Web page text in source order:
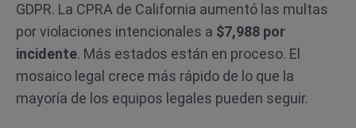
GDPR. La CPRA de California aumentó las multas
por violaciones intencionales a $7,988 por
incidente. Más estados están en proceso. El
mosaico legal crece más rápido de lo que la
mayoría de los equipos legales pueden seguir.